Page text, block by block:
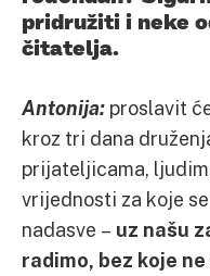
pridružiti i neke
čitatelja.
Antonija: proslavit
kroz tri dana
prijateljicama,
vrijednosti za koje
nadasve – uz našu
radimo, bez koje